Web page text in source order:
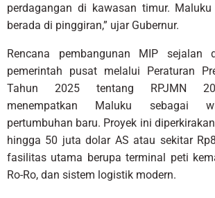
perdagangan di kawasan timur.
berada di pinggiran,” ujar Gubernur.
Rencana pembangunan MIP sejalan
pemerintah pusat melalui Peraturan
Tahun 2025 tentang RPJMN
menempatkan Maluku sebagai
pertumbuhan baru. Proyek ini
hingga 50 juta dolar AS atau sekitar
fasilitas utama berupa terminal peti
Ro-Ro, dan sistem logistik modern.